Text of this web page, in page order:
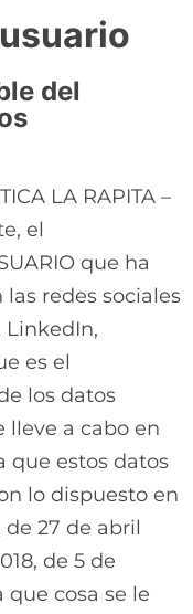
del
LA RAPITA –
el
que ha
redes sociales
LinkedIn,
es el
los datos
lleve a cabo en
que estos datos
lo dispuesto en
de 27 de abril
de 5 de
que cosa se le